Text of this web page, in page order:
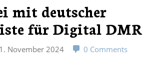
mit deutscher
für Digital DMR
November 2024 0 Comments